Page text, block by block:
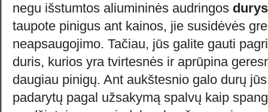
negu išstumtos aliumininės audringos durys
taupote pinigus ant kainos, jie susidėvės
neapsaugojimo. Tačiau, jūs galite gauti
duris, kurios yra tvirtesnės ir aprūpina
daugiau pinigų. Ant aukštesnio galo durų
padarytų pagal užsakymą spalvų kaip